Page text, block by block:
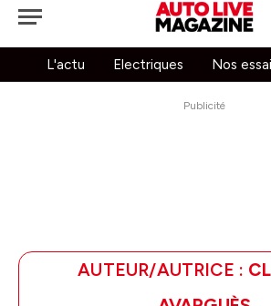
L'actu Electriques Nos
Publicité
AUTEUR/AUTRICE :